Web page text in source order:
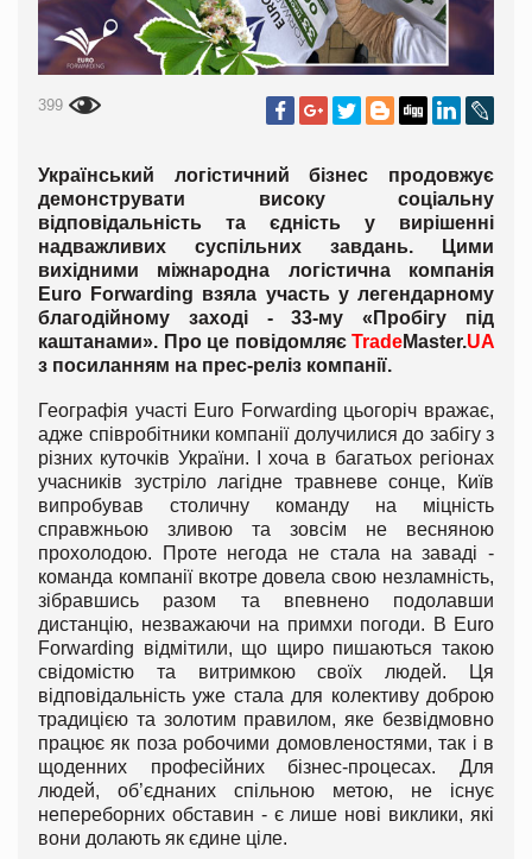
399
Український логістичний бізнес продовжує
демонструвати високу соціальну
відповідальність та єдність у вирішенні
надважливих суспільних завдань. Цими
вихідними міжнародна логістична компанія
Euro Forwarding взяла участь у легендарному
благодійному заході - 33-му «Пробігу під
каштанами». Про це повідомляє TradeMaster.UA
з посиланням на прес-реліз компанії.
Географія участі Euro Forwarding цьогоріч вражає,
адже співробітники компанії долучилися до забігу з
різних куточків України. І хоча в багатьох регіонах
учасників зустріло лагідне травневе сонце, Київ
випробував столичну команду на міцність
справжньою зливою та зовсім не весняною
прохолодою. Проте негода не стала на заваді -
команда компанії вкотре довела свою незламність,
зібравшись разом та впевнено подолавши
дистанцію, незважаючи на примхи погоди. В Euro
Forwarding відмітили, що щиро пишаються такою
свідомістю та витримкою своїх людей. Ця
відповідальність уже стала для колективу доброю
традицією та золотим правилом, яке безвідмовно
працює як поза робочими домовленостями, так і в
щоденних професійних бізнес-процесах. Для
людей, об’єднаних спільною метою, не існує
непереборних обставин - є лише нові виклики, які
вони долають як єдине ціле.